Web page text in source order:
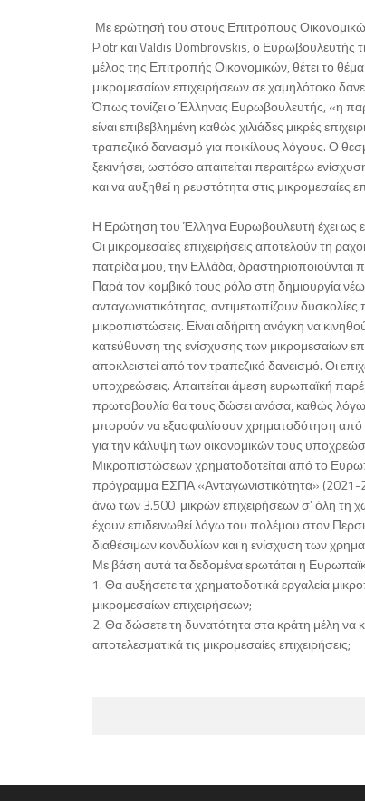
Με ερώτησή του στους Επιτρόπους
Piotr και Valdis Dombrovskis, ο Ευρωβουλευτής
μέλος της Επιτροπής Οικονομικών, θέτει το
μικρομεσαίων επιχειρήσεων σε χαμηλότοκο
Όπως τονίζει ο Έλληνας Ευρωβουλευτής, «η
είναι επιβεβλημένη καθώς χιλιάδες μικρές
τραπεζικό δανεισμό για ποικίλους λόγους. Ο
ξεκινήσει, ωστόσο απαιτείται περαιτέρω
και να αυξηθεί η ρευστότητα στις μικρομεσαίες
Η Ερώτηση του Έλληνα Ευρωβουλευτή έχει ως
Οι μικρομεσαίες επιχειρήσεις αποτελούν τη
πατρίδα μου, την Ελλάδα, δραστηριοποιούνται
Παρά τον κομβικό τους ρόλο στη δημιουργία
ανταγωνιστικότητας, αντιμετωπίζουν
μικροπιστώσεις. Είναι αδήριτη ανάγκη να
κατεύθυνση της ενίσχυσης των μικρομεσαίων
αποκλειστεί από τον τραπεζικό δανεισμό. Οι
υποχρεώσεις. Απαιτείται άμεση ευρωπαϊκή
πρωτοβουλία θα τους δώσει ανάσα, καθώς
μπορούν να εξασφαλίσουν χρηματοδότηση από
για την κάλυψη των οικονομικών τους
Μικροπιστώσεων χρηματοδοτείται από το
πρόγραμμα ΕΣΠΑ «Ανταγωνιστικότητα»
άνω των 3.500 μικρών επιχειρήσεων σ’ όλη τη
έχουν επιδεινωθεί λόγω του πολέμου στον
διαθέσιμων κονδυλίων και η ενίσχυση των
Με βάση αυτά τα δεδομένα ερωτάται η
1. Θα αυξήσετε τα χρηματοδοτικά εργαλεία
μικρομεσαίων επιχειρήσεων;
2. Θα δώσετε τη δυνατότητα στα κράτη μέλη να
αποτελεσματικά τις μικρομεσαίες επιχειρήσεις;